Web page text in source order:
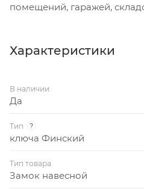
помещений, гаражей,
Характеристики
В наличии
Да
Тип ?
ключа Финский
Тип товара
Замок навесной